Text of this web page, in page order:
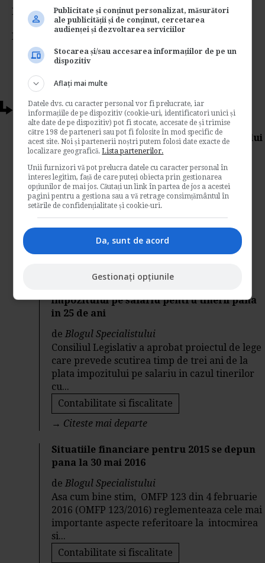
Rating:
Nota: 12 voturi
Articole conexe
Suspendarea CIM din initiativa salariatului
si din initiativa angajatorului
deAdela Simonescu
Specialistii in legislatia muncii amintesc in
materialul dat publicitatii care sunt cele 6
situatii in care un contract individual de
Contabilitate si fiscalitate
impozitului pe salariu pentru tinerii pana
in 25 de ani
deBlogul Specialistului
Consiliul Legislativ a aprobat proiectul de lege
care prevede scutirea timp de trei ani de la
plata impozitului pe salariu in cazul tinerilor
cu...
Contabilitate si fiscalitate
→ Citeste mai departe
Situatiile financiare pentru 2015 se depun
pana la 30 mai 2016
deBlogul Specialistului
Asa cum bine stim, OMFP 123 din 4 februarie
2016 (OMFP 123/2016) reglementeaza cele mai
importante aspecte referitoare la intocmirea
si...
Contabilitate si fiscalitate
Publicitate și conținut personalizat, măsurători
ale publicității și de conținut, cercetarea
audienței și dezvoltarea serviciilor
Stocarea și/sau accesarea informațiilor de pe un
dispozitiv
Aflați mai multe
Datele dvs. cu caracter personal vor fi prelucrate, iar
informațiile de pe dispozitiv (cookie-uri, identificatori unici și
alte date de pe dispozitiv) pot fi stocate, accesate de și trimise
către 198 de parteneri sau pot fi folosite în mod specific de
acest site. Noi și partenerii noștri putem folosi date exacte de
localizare geografică.Lista partenerilor.
Unii furnizori vă pot prelucra datele cu caracter personal în
interes legitim, față de care puteți obiecta prin gestionarea
opțiunilor de mai jos. Căutați un link în partea de jos a acestei
pagini pentru a gestiona sau a vă retrage consimțământul în
setările de confidențialitate și cookie-uri.
Da, sunt de acord
Gestionați opțiunile